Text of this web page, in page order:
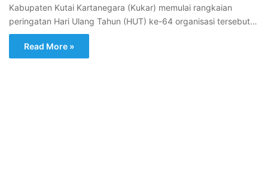
Kabupaten Kutai Kartanegara (Kukar) memulai rangkaian
peringatan Hari Ulang Tahun (HUT) ke-64 organisasi tersebut…
Read More »